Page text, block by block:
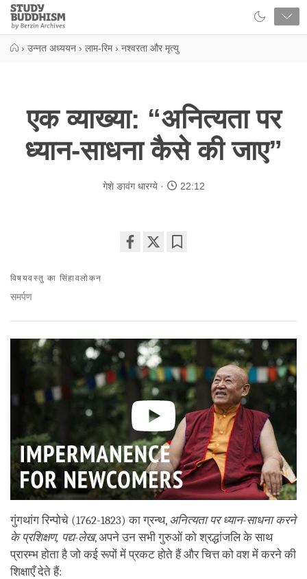
Close
Study
Buddhism
› उन्नत अध्ययन › लाम-रिम › नश्वरता और मृत्यु
एक व्याख्या: “अनित्यता पर
ध्यान-साधना कैसे की जाए”
गेशे ङावंग धारग्ये 22:12
विषयवस्तु का सिंहावलोकन
समर्पण
गुंगथांग रिन्पोचे (1762-1823) का ग्रन्थ, अनित्यता पर ध्यान-साधना करने
के प्रशिक्षण, पद्य-लेख, अपने उन सभी गुरुओं को श्रद्धांजलि के साथ
प्रारम्भ होता है जो कई रूपों में प्रकट होते हैं और चित्त को वश में करने की
शिक्षाएँ देते हैं: